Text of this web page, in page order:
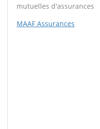
mutuelles d'assurances
MAAF Assurances